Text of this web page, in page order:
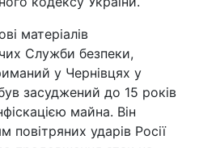
матеріалів
Служби безпеки,
у Чернівцях у
засуджений до 15 років
майна. Він
повітряних ударів Росії